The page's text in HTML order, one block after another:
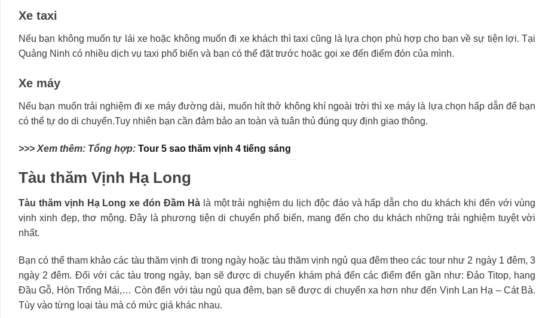
Xe taxi
Nếu bạn không muốn tự lái xe hoặc không muốn đi xe khách thì taxi cũng là lựa chọn phù hợp cho bạn về sự tiện lợi. Tại
Quảng Ninh có nhiều dịch vụ taxi phổ biến và bạn có thể đặt trước hoặc gọi xe đến điểm đón của mình.
Xe máy
Nếu bạn muốn trải nghiệm đi xe máy đường dài, muốn hít thở không khí ngoài trời thì xe máy là lựa chọn hấp dẫn để bạn
có thể tự do di chuyển.Tuy nhiên bạn cần đảm bảo an toàn và tuân thủ đúng quy định giao thông.
>>> Xem thêm: Tổng hợp: Tour 5 sao thăm vịnh 4 tiếng sáng
Tàu thăm Vịnh Hạ Long
Tàu thăm vịnh Hạ Long xe đón Đầm Hà là một trải nghiệm du lịch độc đáo và hấp dẫn cho du khách khi đến với vùng
vịnh xinh đẹp, thơ mộng. Đây là phương tiện di chuyển phổ biến, mang đến cho du khách những trải nghiệm tuyệt vời
nhất.
Bạn có thể tham khảo các tàu thăm vịnh đi trong ngày hoặc tàu thăm vịnh ngủ qua đêm theo các tour như 2 ngày 1 đêm, 3
ngày 2 đêm. Đối với các tàu trong ngày, bạn sẽ được di chuyển khám phá đến các điểm đến gần như: Đảo Titop, hang
Đầu Gỗ, Hòn Trống Mái,… Còn đến với tàu ngủ qua đêm, bạn sẽ được di chuyển xa hơn như đến Vịnh Lan Hạ – Cát Bà.
Tùy vào từng loại tàu mà có mức giá khác nhau.